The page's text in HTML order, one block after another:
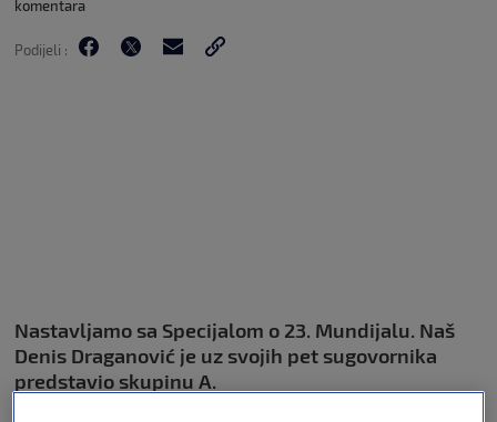
komentara
Podijeli :
Nastavljamo sa Specijalom o 23. Mundijalu. Naš
Denis Draganović je uz svojih pet sugovornika
predstavio skupinu A.